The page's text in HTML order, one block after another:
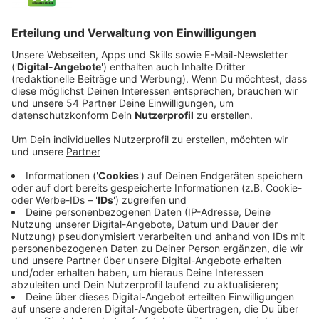
Bei der NRW-Landtagswahl 2022 kommt es zum Duell
zwischen Hendrik Wüst von der CDU und Thomas
Kutschaty von der SPD. Auch die Bürger in
Mönchengladbach entscheiden am 15. Mai mit.
Außerdem werden die Direktkandidaten gewählt, die
aus den jeweiligen Wahlkreisen in den NRW-Landtag
einziehen. Für die SPD Mönchengladbach sind
beispielsweise die Kandidaten Josephine Gauselmann
für den Wahlkreis 52 im Norden und Michael Roth für
den Wahlkreis 51 im Süden aufgestellt. Für Josephine
Gauselmann ist vor allem der Blick auf die Pflege
wichtig:
Anzeige